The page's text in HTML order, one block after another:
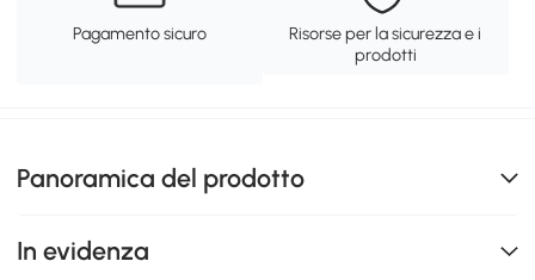
Pagamento sicuro
Risorse per la sicurezza e i
prodotti
Panoramica del prodotto
In evidenza